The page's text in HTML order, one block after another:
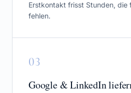
Erstkontakt frisst Stunden, die
fehlen.
03
Google & LinkedIn